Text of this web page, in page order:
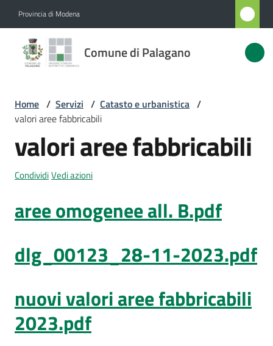
Provincia di Modena
Comune di Palagano
Comune
di
Menu selezionato
Palagano
Prenotazione
appuntamento
Home / Servizi / Catasto e urbanistica /
valori aree fabbricabili
valori aree fabbricabili
CondividiVedi azioni
aree omogenee all. B.pdf
dlg_00123_28-11-2023.pdf
nuovi valori aree fabbricabili
2023.pdf